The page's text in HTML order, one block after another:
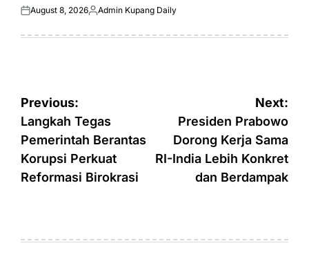
Posted
August 8, 2026Posted
Admin Kupang Daily
Post
navigation
Previous:
Langkah Tegas
Pemerintah Berantas
Korupsi Perkuat
Reformasi Birokrasi
Next:
Presiden Prabowo
Dorong Kerja Sama
RI-India Lebih Konkret
dan Berdampak